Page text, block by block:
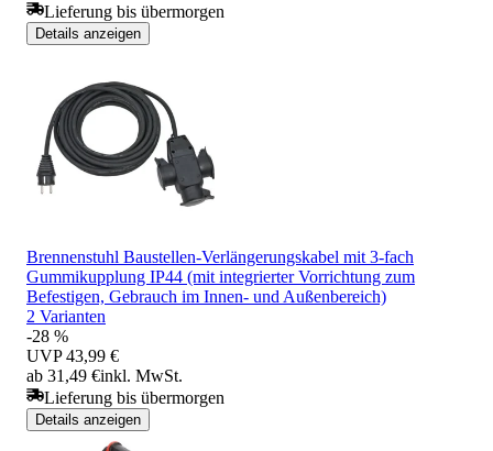
Lieferung bis übermorgen
Details anzeigen
Brennenstuhl Baustellen-Verlängerungskabel mit 3-fach
Gummikupplung IP44 (mit integrierter Vorrichtung zum
Befestigen, Gebrauch im Innen- und Außenbereich)
2 Varianten
-28 %
UVP 43,99 €
ab 31,49 €inkl. MwSt.
Lieferung bis übermorgen
Details anzeigen